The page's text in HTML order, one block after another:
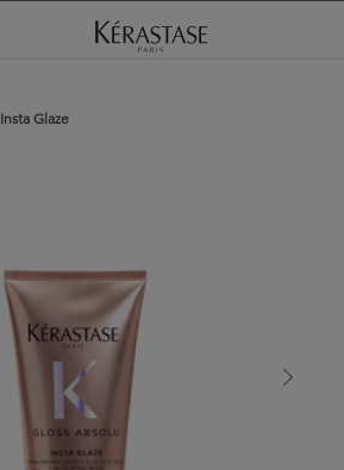
Insta Glaze